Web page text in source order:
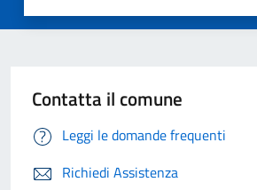
Contatta il comune
Leggi le domande frequenti
Richiedi Assistenza